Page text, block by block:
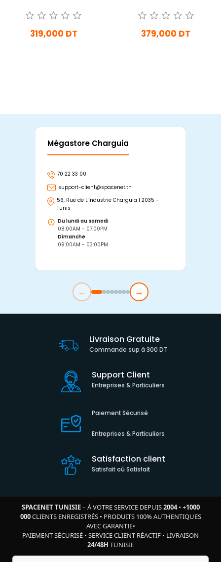
319,000 DT 379,000 DT
Mégastore Charguia
70 22 33 00
support-client@spacenet.tn
56, Rue de L'industrie Charguia I 2035 -
Tunis
Du lundi au samedi
08:00AM - 07:00PM
Dimanche
09:00AM - 03:00PM
← →
Livraison Gratuite
Commande sup à 300 DT
Support Client
Entreprises & Particuliers
Paiement Sécurisé
Entreprises & Particuliers
Satisfaction client
Satisfait où Satisfait
SPACENET TUNISIE– À VOTRE SERVICE DEPUIS2004• +1000
000CLIENTS ENREGISTRÉS• PRODUITS 100% AUTHENTIQUES
AVEC GARANTIE•
PAIEMENT SÉCURISÉ • SERVICE CLIENT RÉACTIF • LIVRAISON
24/48H TUNISIE